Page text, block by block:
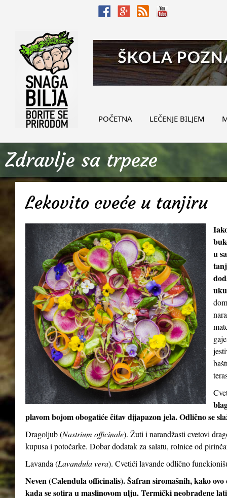
POČETNA LEČENJE BILJEM
Zdravlje sa trpeze
Lekovito cveće u tanjiru
u
plavom bojom obogatiće čitav dijapazon jela. Odlično se
Dragoljub (Nastrium officinale). Žuti i narandžasti cvetovi
kupusa i potočarke. Dobar dodatak za salatu, rolnice od
Lavanda (Lavandula vera). Cvetići lavande odlično
Neven (Calendula officinalis). Šafran siromašnih, kako
kada se sotira u maslinovom ulju. Termički neobrađene